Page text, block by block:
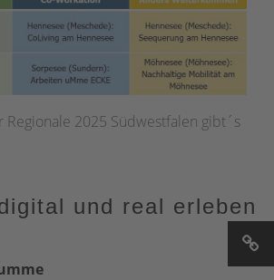
Regionale 2025 Südwestfalen gibt´s
und real erleben